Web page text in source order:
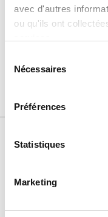
avec d'autres
ou qu'ils ont
Nécessaires
Préférences
Statistiques
Marketing
Ressources et